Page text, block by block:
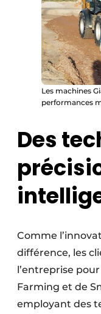
Les machines
performances
Des
Comme
différence, les
l’entreprise
Farming et de
employant des